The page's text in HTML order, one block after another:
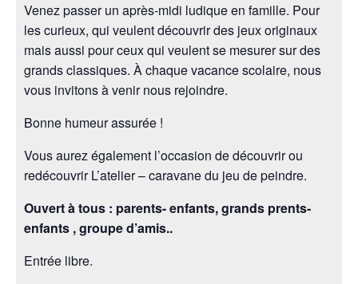
Venez passer un après-midi ludique en famille. Pour
les curieux, qui veulent découvrir des jeux originaux
mais aussi pour ceux qui veulent se mesurer sur des
grands classiques. À chaque vacance scolaire, nous
vous invitons à venir nous rejoindre.
Bonne humeur assurée !
Vous aurez également l’occasion de découvrir ou
redécouvrir L’atelier – caravane du jeu de peindre.
Ouvert à tous : parents- enfants, grands prents-
enfants , groupe d’amis..
Entrée libre.